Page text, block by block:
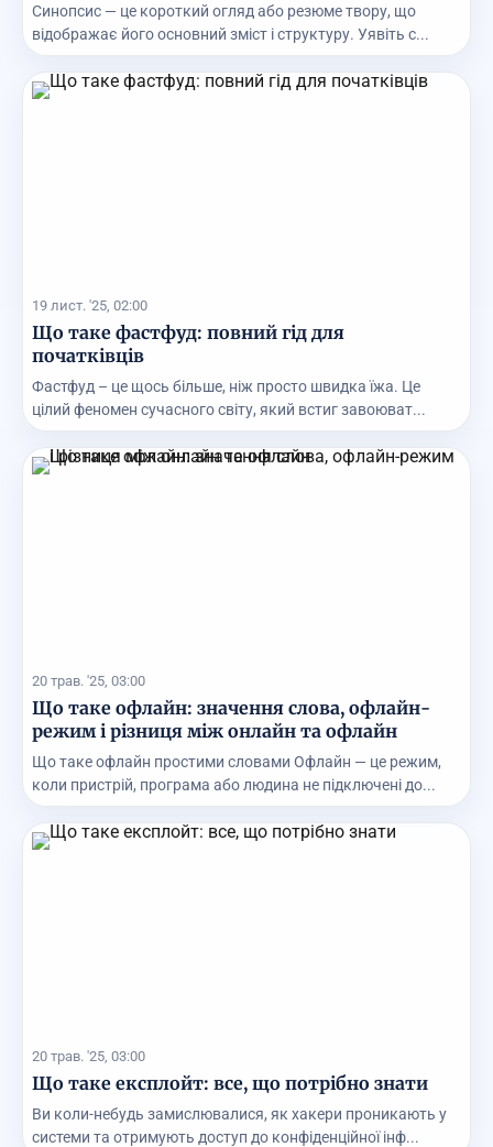
Синопсис — це короткий огляд або резюме твору, що
відображає його основний зміст і структуру. Уявіть с...
19 лист. '25, 02:00
Що таке фастфуд: повний гід для
початківців
Фастфуд – це щось більше, ніж просто швидка їжа. Це
цілий феномен сучасного світу, який встиг завоюват...
20 трав. '25, 03:00
Що таке офлайн: значення слова, офлайн-
режим і різниця між онлайн та офлайн
Що таке офлайн простими словами Офлайн — це режим,
коли пристрій, програма або людина не підключені до...
20 трав. '25, 03:00
Що таке експлойт: все, що потрібно знати
Ви коли-небудь замислювалися, як хакери проникають у
системи та отримують доступ до конфіденційної інф...